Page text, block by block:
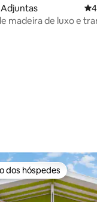
de 5, 405
Adjuntas
madeira de luxo e
dos hóspedes
dos hóspedes